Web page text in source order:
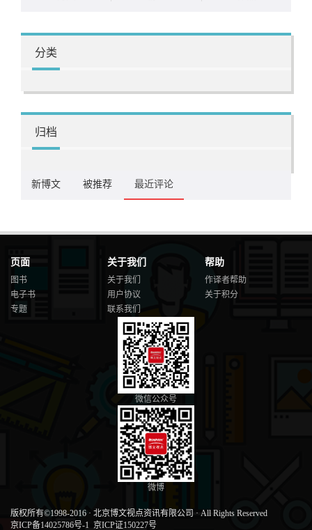
分类
归档
新博文 被推荐 最近评论
页面
图书
电子书
专题
关于我们
关于我们
用户协议
联系我们
帮助
作译者帮助
关于积分
微信公众号
微博
版权所有©1998-2016 · 北京博文视点资讯有限公司 · All Rights Reserved
京ICP备14025786号-1 京ICP证150227号